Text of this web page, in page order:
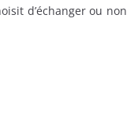
d’échanger ou non